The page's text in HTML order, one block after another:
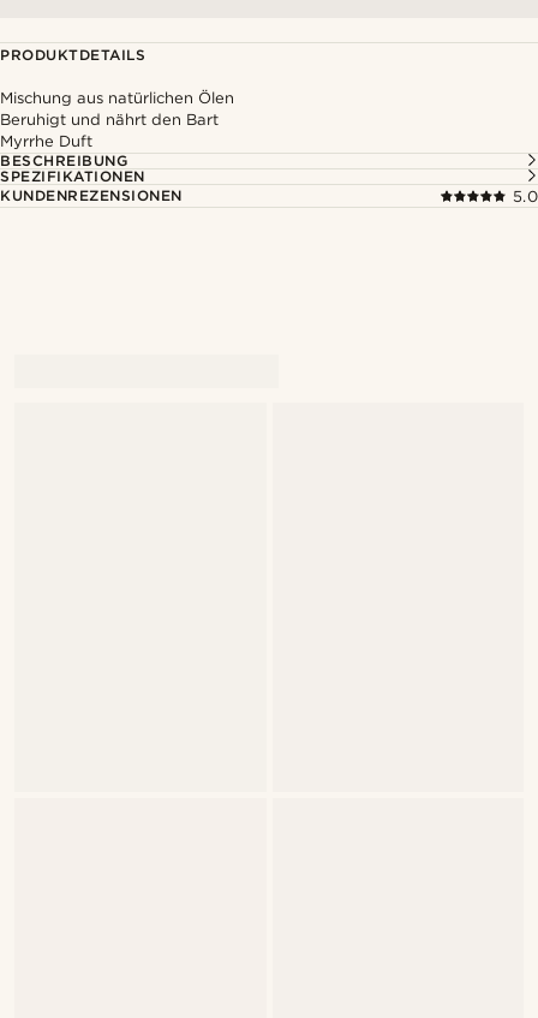
PRODUKTDETAILS
Mischung aus natürlichen Ölen
Beruhigt und nährt den Bart
Myrrhe Duft
BESCHREIBUNG
SPEZIFIKATIONEN
KUNDENREZENSIONEN
5.0